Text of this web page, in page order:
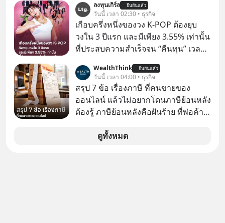
โปรโมชัน ลด 50% ค่าธรรมเนียมซื้อ |
ยอด 2 ล้านบาทขึ้นไป ฟรีค่าธรรมเนียม
ซื้อ
ลงทุนเกิร์ล ยืนยันแล้ว
วันนี้ เวลา 02:30 • ธุรกิจ
เกือบครึ่งหนึ่งของวง K-POP ต้องยุบ
วงใน 3 ปีแรก และมีเพียง 3.55% เท่านั้น
ที่ประสบความสำเร็จจน “คืนทุน” เวลา
เห็นภาพความสำเร็จที่หรูหรา คอนเสิร์ต
สเกลใหญ่ระดับสเตเดียม และยอดขา
ยอัลบัมถล่มทลายจากวงตัวท็อปอย่าง
BTS, BLACKPINK หรือ SEVENTEEN
WealthThink ยืนยันแล้ว
วันนี้ เวลา 04:00 • ธุรกิจ
สรุป 7 ข้อ เรื่องภาษี ที่คนขายของ
ออนไลน์ แล้วไม่อยากโดนภาษีย้อนหลัง
ต้องรู้ ภาษีย้อนหลังคือฝันร้าย ที่พ่อค้า
ดูทั้งหมด